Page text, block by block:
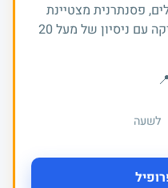
פסנתרנית מצטיינת
ובעלת תואר שני בהוראת מוסיקה עם ניסיון של מעל 20
📍
לשעה